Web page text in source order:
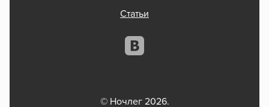
Статьи
© Ночлег 2026.